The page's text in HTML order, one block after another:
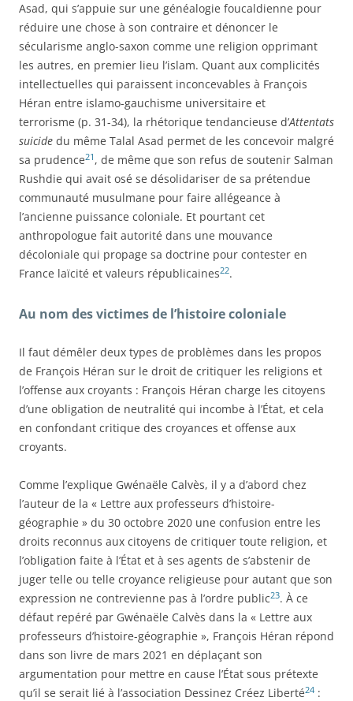
Asad, qui s’appuie sur une généalogie foucaldienne pour
réduire une chose à son contraire et dénoncer le
sécularisme anglo-saxon comme une religion opprimant
les autres, en premier lieu l’islam. Quant aux complicités
intellectuelles qui paraissent inconcevables à François
Héran entre islamo-gauchisme universitaire et
terrorisme (p. 31-34), la rhétorique tendancieuse d’Attentats
suicide du même Talal Asad permet de les concevoir malgré
sa prudence21 , de même que son refus de soutenir Salman
Rushdie qui avait osé se désolidariser de sa prétendue
communauté musulmane pour faire allégeance à
l’ancienne puissance coloniale. Et pourtant cet
anthropologue fait autorité dans une mouvance
décoloniale qui propage sa doctrine pour contester en
France laïcité et valeurs républicaines22.
Au nom des victimes de l’histoire coloniale
Il faut démêler deux types de problèmes dans les propos
de François Héran sur le droit de critiquer les religions et
l’offense aux croyants : François Héran charge les citoyens
d’une obligation de neutralité qui incombe à l’État, et cela
en confondant critique des croyances et offense aux
croyants.
Comme l’explique Gwénaële Calvès, il y a d’abord chez
l’auteur de la « Lettre aux professeurs d’histoire-
géographie » du 30 octobre 2020 une confusion entre les
droits reconnus aux citoyens de critiquer toute religion, et
l’obligation faite à l’État et à ses agents de s’abstenir de
juger telle ou telle croyance religieuse pour autant que son
expression ne contrevienne pas à l’ordre public23. À ce
défaut repéré par Gwénaële Calvès dans la « Lettre aux
professeurs d’histoire-géographie », François Héran répond
dans son livre de mars 2021 en déplaçant son
argumentation pour mettre en cause l’État sous prétexte
qu’il se serait lié à l’association Dessinez Créez Liberté24 :